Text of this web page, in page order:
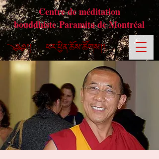
Centre de méditation
bouddhiste Paramita de Montréal